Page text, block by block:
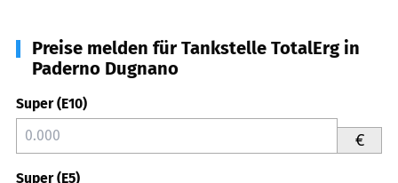
Preise melden für Tankstelle TotalErg in
Paderno Dugnano
Super (E10)
€
Super (E5)